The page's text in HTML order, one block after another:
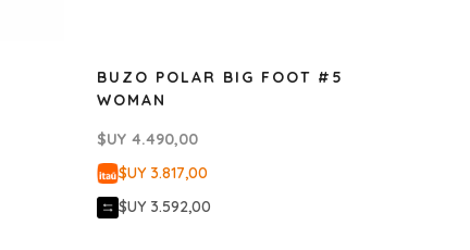
BUZO POLAR BIG FOOT #5
WOMAN
$UY 4.490,00
$UY 3.817,00
$UY 3.592,00